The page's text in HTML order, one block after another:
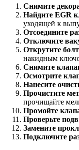
Снимите
Найдите EGR
уходящей к
Отсоедините
Отключите
Открутите
накидным
Снимите
Осмотрите
Нанесите
Прочистите
прочищайте
Промойте
Проверьте
Замените
Подключите